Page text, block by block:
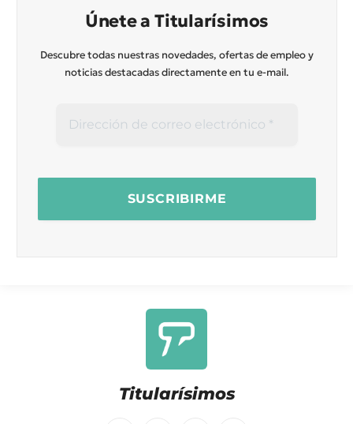
Únete a Titularísimos
Descubre todas nuestras novedades, ofertas de empleo y
noticias destacadas directamente en tu e-mail.
Titularísimos